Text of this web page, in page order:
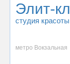
Элит-
студия красоты
метро Вокзальная